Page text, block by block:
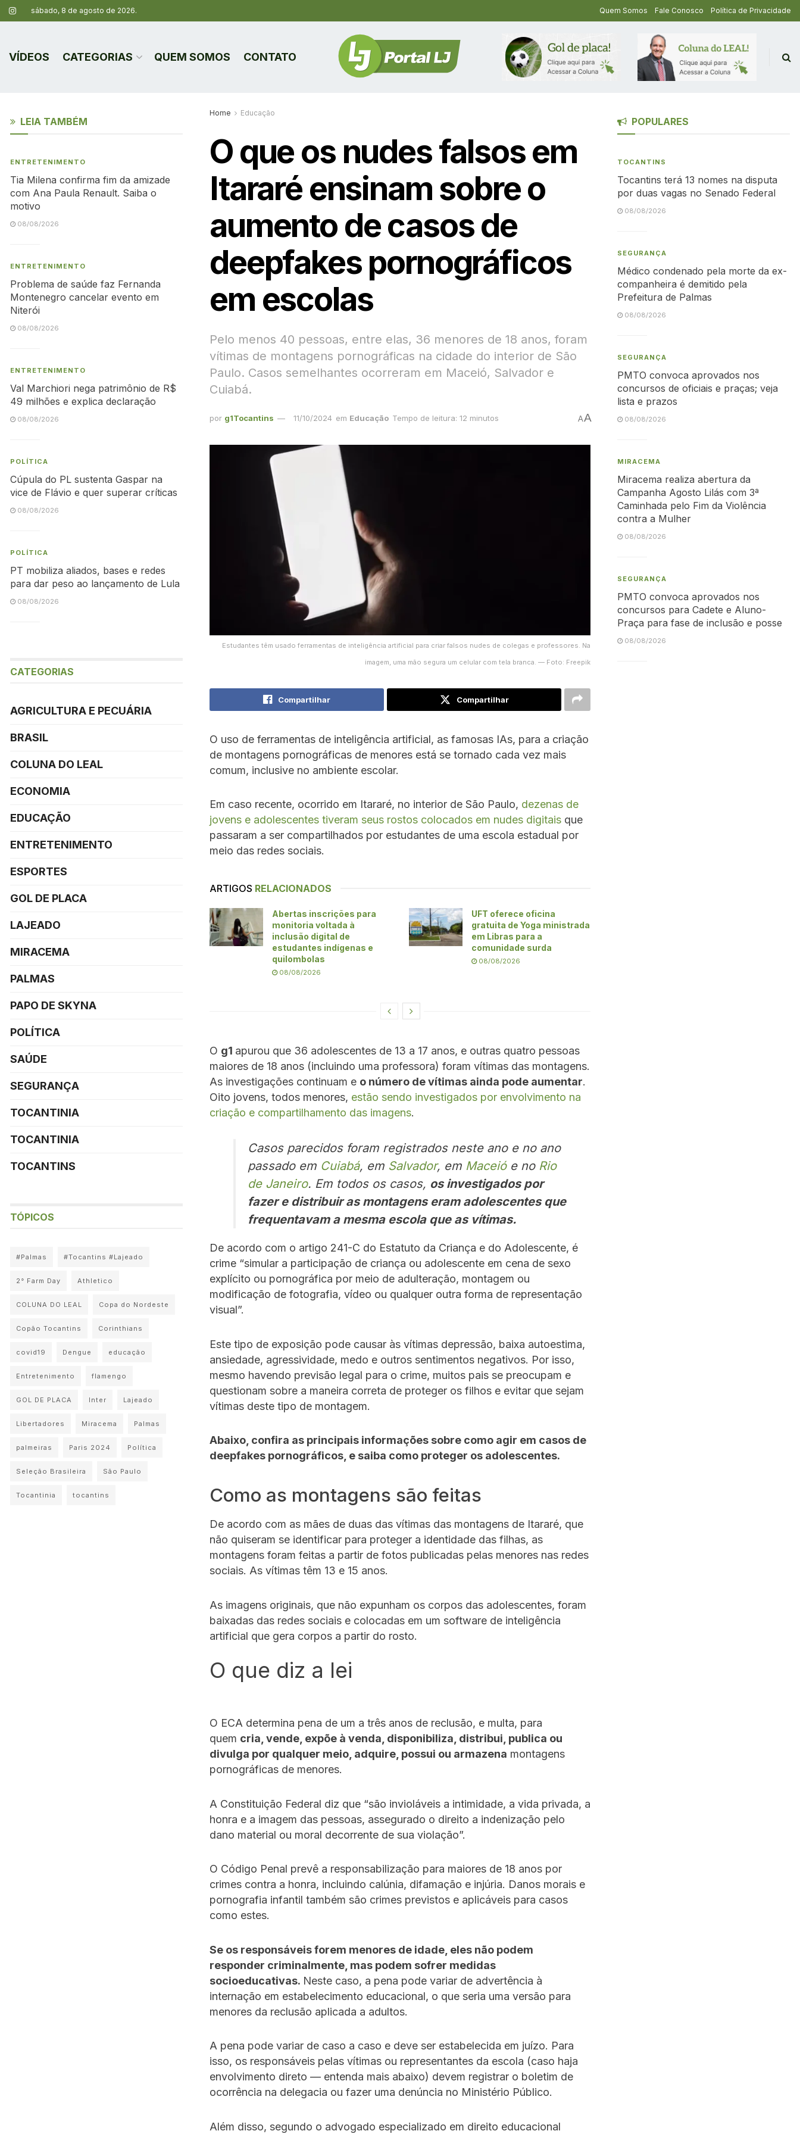
sábado, 8 de agosto de 2026. Quem Somos Fale Conosco Política de Privacidade
VÍDEOS CATEGORIAS QUEM SOMOS CONTATO
Home Educação
O que os nudes falsos em
Itararé ensinam sobre o
aumento de casos de
deepfakes pornográficos
em escolas
Pelo menos 40 pessoas, entre elas, 36 menores de 18 anos, foram
vítimas de montagens pornográficas na cidade do interior de São
Paulo. Casos semelhantes ocorreram em Maceió, Salvador e
Cuiabá.
por g1Tocantins 11/10/2024 em Educação Tempo de leitura: 12 minutos AA
Estudantes têm usado ferramentas de inteligência artificial para criar falsos nudes de colegas e professores. Na
imagem, uma mão segura um celular com tela branca. — Foto: Freepik
Compartilhar Compartilhar
O uso de ferramentas de inteligência artificial, as famosas IAs, para a criação
de montagens pornográficas de menores está se tornado cada vez mais
comum, inclusive no ambiente escolar.
Em caso recente, ocorrido em Itararé, no interior de São Paulo, dezenas de
jovens e adolescentes tiveram seus rostos colocados em nudes digitais que
passaram a ser compartilhados por estudantes de uma escola estadual por
meio das redes sociais.
ARTIGOS RELACIONADOS
Abertas inscrições para
monitoria voltada à
inclusão digital de
estudantes indígenas e
quilombolas
08/08/2026
UFT oferece oficina
gratuita de Yoga ministrada
em Libras para a
comunidade surda
08/08/2026
O g1 apurou que 36 adolescentes de 13 a 17 anos, e outras quatro pessoas
maiores de 18 anos (incluindo uma professora) foram vítimas das montagens.
As investigações continuam e o número de vítimas ainda pode aumentar.
Oito jovens, todos menores, estão sendo investigados por envolvimento na
criação e compartilhamento das imagens.
Casos parecidos foram registrados neste ano e no ano
passado em Cuiabá, em Salvador, em Maceió e no Rio
de Janeiro. Em todos os casos, os investigados por
fazer e distribuir as montagens eram adolescentes que
frequentavam a mesma escola que as vítimas.
De acordo com o artigo 241-C do Estatuto da Criança e do Adolescente, é
crime “simular a participação de criança ou adolescente em cena de sexo
explícito ou pornográfica por meio de adulteração, montagem ou
modificação de fotografia, vídeo ou qualquer outra forma de representação
visual”.
Este tipo de exposição pode causar às vítimas depressão, baixa autoestima,
ansiedade, agressividade, medo e outros sentimentos negativos. Por isso,
mesmo havendo previsão legal para o crime, muitos pais se preocupam e
questionam sobre a maneira correta de proteger os filhos e evitar que sejam
vítimas deste tipo de montagem.
Abaixo, confira as principais informações sobre como agir em casos de
deepfakes pornográficos, e saiba como proteger os adolescentes.
Como as montagens são feitas
De acordo com as mães de duas das vítimas das montagens de Itararé, que
não quiseram se identificar para proteger a identidade das filhas, as
montagens foram feitas a partir de fotos publicadas pelas menores nas redes
sociais. As vítimas têm 13 e 15 anos.
As imagens originais, que não expunham os corpos das adolescentes, foram
baixadas das redes sociais e colocadas em um software de inteligência
artificial que gera corpos a partir do rosto.
O que diz a lei
O ECA determina pena de um a três anos de reclusão, e multa, para
quem cria, vende, expõe à venda, disponibiliza, distribui, publica ou
divulga por qualquer meio, adquire, possui ou armazena montagens
pornográficas de menores.
A Constituição Federal diz que “são invioláveis a intimidade, a vida privada, a
honra e a imagem das pessoas, assegurado o direito a indenização pelo
dano material ou moral decorrente de sua violação”.
O Código Penal prevê a responsabilização para maiores de 18 anos por
crimes contra a honra, incluindo calúnia, difamação e injúria. Danos morais e
pornografia infantil também são crimes previstos e aplicáveis para casos
como estes.
Se os responsáveis forem menores de idade, eles não podem
responder criminalmente, mas podem sofrer medidas
socioeducativas. Neste caso, a pena pode variar de advertência à
internação em estabelecimento educacional, o que seria uma versão para
menores da reclusão aplicada a adultos.
A pena pode variar de caso a caso e deve ser estabelecida em juízo. Para
isso, os responsáveis pelas vítimas ou representantes da escola (caso haja
envolvimento direto — entenda mais abaixo) devem registrar o boletim de
ocorrência na delegacia ou fazer uma denúncia no Ministério Público.
Além disso, segundo o advogado especializado em direito educacional
LEIA TAMBÉM
ENTRETENIMENTO
Tia Milena confirma fim da amizade
com Ana Paula Renault. Saiba o
motivo
08/08/2026
ENTRETENIMENTO
Problema de saúde faz Fernanda
Montenegro cancelar evento em
Niterói
08/08/2026
ENTRETENIMENTO
Val Marchiori nega patrimônio de R$
49 milhões e explica declaração
08/08/2026
POLÍTICA
Cúpula do PL sustenta Gaspar na
vice de Flávio e quer superar críticas
08/08/2026
POLÍTICA
PT mobiliza aliados, bases e redes
para dar peso ao lançamento de Lula
08/08/2026
CATEGORIAS
AGRICULTURA E PECUÁRIA
BRASIL
COLUNA DO LEAL
ECONOMIA
EDUCAÇÃO
ENTRETENIMENTO
ESPORTES
GOL DE PLACA
LAJEADO
MIRACEMA
PALMAS
PAPO DE SKYNA
POLÍTICA
SAÚDE
SEGURANÇA
TOCANTINIA
TOCANTINIA
TOCANTINS
TÓPICOS
#Palmas #Tocantins #Lajeado
2° Farm Day Athletico
COLUNA DO LEAL Copa do Nordeste
Copão Tocantins Corinthians
covid19 Dengue educação
Entretenimento flamengo
GOL DE PLACA Inter Lajeado
Libertadores Miracema Palmas
palmeiras Paris 2024 Política
Seleção Brasileira São Paulo
Tocantinia tocantins
POPULARES
TOCANTINS
Tocantins terá 13 nomes na disputa
por duas vagas no Senado Federal
08/08/2026
SEGURANÇA
Médico condenado pela morte da ex-
companheira é demitido pela
Prefeitura de Palmas
08/08/2026
SEGURANÇA
PMTO convoca aprovados nos
concursos de oficiais e praças; veja
lista e prazos
08/08/2026
MIRACEMA
Miracema realiza abertura da
Campanha Agosto Lilás com 3ª
Caminhada pelo Fim da Violência
contra a Mulher
08/08/2026
SEGURANÇA
PMTO convoca aprovados nos
concursos para Cadete e Aluno-
Praça para fase de inclusão e posse
08/08/2026